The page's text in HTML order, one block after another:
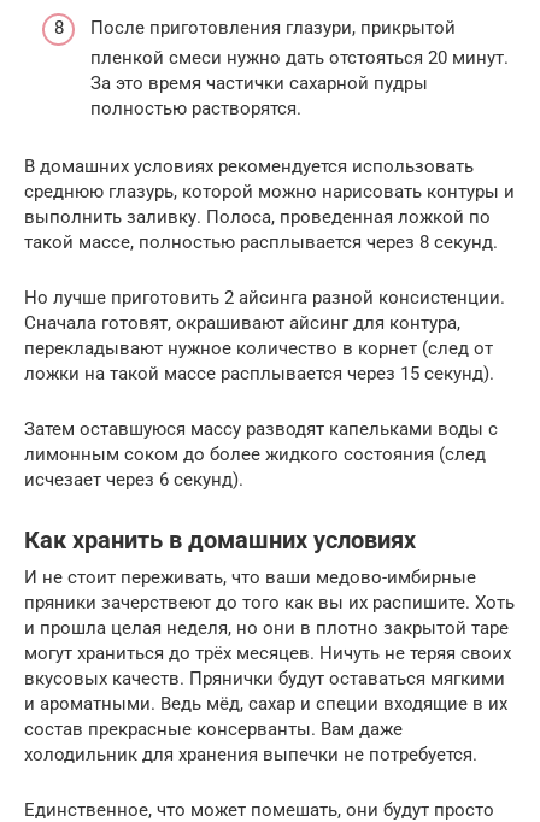
После приготовления глазури, прикрытой
пленкой смеси нужно дать отстояться 20 минут.
За это время частички сахарной пудры
полностью растворятся.
В домашних условиях рекомендуется использовать
среднюю глазурь, которой можно нарисовать контуры и
выполнить заливку. Полоса, проведенная ложкой по
такой массе, полностью расплывается через 8 секунд.
Но лучше приготовить 2 айсинга разной консистенции.
Сначала готовят, окрашивают айсинг для контура,
перекладывают нужное количество в корнет (след от
ложки на такой массе расплывается через 15 секунд).
Затем оставшуюся массу разводят капельками воды с
лимонным соком до более жидкого состояния (след
исчезает через 6 секунд).
Как хранить в домашних условиях
И не стоит переживать, что ваши медово-имбирные
пряники зачерствеют до того как вы их распишите. Хоть
и прошла целая неделя, но они в плотно закрытой таре
могут храниться до трёх месяцев. Ничуть не теряя своих
вкусовых качеств. Прянички будут оставаться мягкими
и ароматными. Ведь мёд, сахар и специи входящие в их
состав прекрасные консерванты. Вам даже
холодильник для хранения выпечки не потребуется.
Единственное, что может помешать, они будут просто